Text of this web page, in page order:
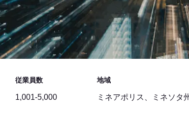
従業員数
1,001-5,000
地域
ミネアポリス、ミネソタ